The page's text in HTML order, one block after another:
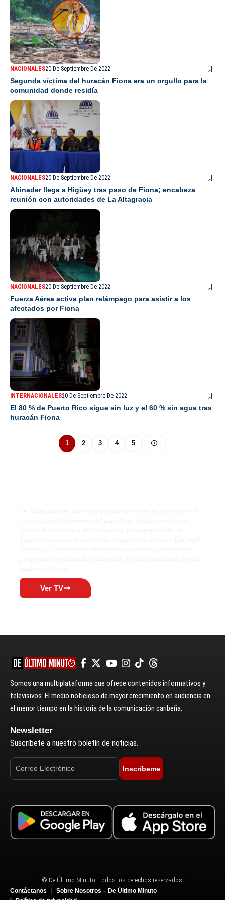
NACIONALES20 De Septiembre De 2022
Segunda víctima del huracán Fiona era un orgullo para la
comunidad donde residía
NACIONALES20 De Septiembre De 2022
Abinader llega a Higüey tras paso de Fiona; encabeza
reunión con autoridades de La Altagracia
NACIONALES20 De Septiembre De 2022
Fuerza Aérea activa plan relámpago para asistir a los
afectados por Fiona
INTERNACIONALES20 De Septiembre De 2022
El 80 % de Puerto Rico sigue sin luz y el 60 % sin agua tras
huracán Fiona
1 2 3 4 5
Ver TV
Somos una multiplataforma que ofrece contenidos informativos y
televisivos. El medio noticioso de mayor crecimiento en audiencia en
el menor tiempo en la historia de la comunicación caribeña.
Newsletter
Suscríbete a nuestro boletín de noticias.
Inscríbeme
© De Último Minuto. Todos los derechos reservados.
Contáctanos
Sobre Nosotros – De Último Minuto